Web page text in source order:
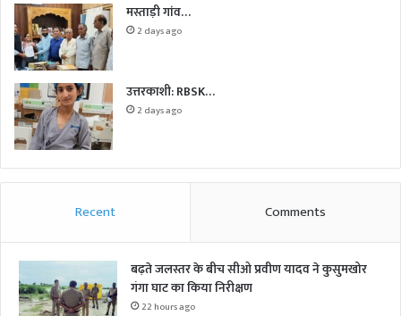
मस्ताड़ी गांव…
2 days ago
उत्तरकाशी: RBSK…
2 days ago
Recent Comments
बढ़ते जलस्तर के बीच सीओ प्रवीण यादव ने कुसुमखोर
गंगा घाट का किया निरीक्षण
22 hours ago